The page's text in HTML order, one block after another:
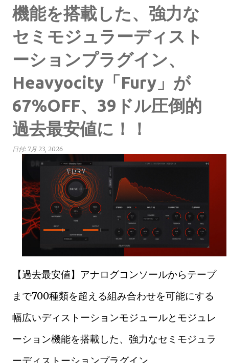
機能を搭載した、強力な
セミモジュラーディスト
ーションプラグイン、
Heavyocity「Fury」が
67%OFF、39ドル圧倒的
過去最安値に！！
日付: 7月 23, 2026
【過去最安値】アナログコンソールからテープ
まで700種類を超える組み合わせを可能にする
幅広いディストーションモジュールとモジュレ
ーション機能を搭載した、強力なセミモジュラ
ーディストーションプラグイン、